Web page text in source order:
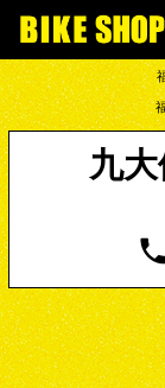
九